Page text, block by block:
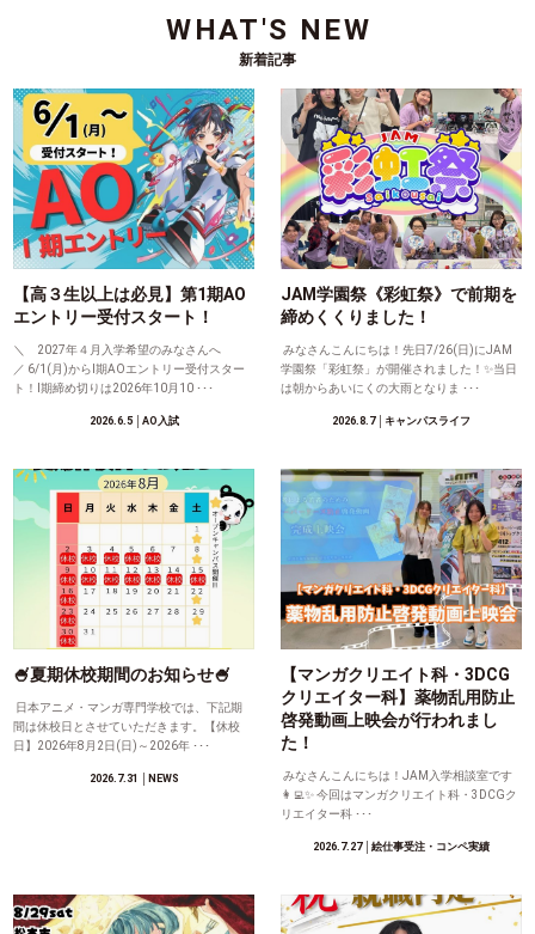
WHAT'S NEW
新着記事
【高３生以上は必見】第1期AO
エントリー受付スタート！
＼ 2027年４月入学希望のみなさんへ
／ 6/1(月)からⅠ期AOエントリー受付スター
ト！Ⅰ期締め切りは2026年10月10 ･･･
2026.6.5│AO入試
JAM学園祭《彩虹祭》で前期を
締めくくりました！
みなさんこんにちは！先日7/26(日)にJAM
学園祭「彩虹祭」が開催されました！✨当日
は朝からあいにくの大雨となりま ･･･
2026.8.7│キャンパスライフ
🍧夏期休校期間のお知らせ🍧
日本アニメ・マンガ専門学校では、下記期
間は休校日とさせていただきます。【休校
日】2026年8月2日(日)～2026年 ･･･
2026.7.31 │NEWS
【マンガクリエイト科・3DCG
クリエイター科】薬物乱用防止
啓発動画上映会が行われまし
た！
みなさんこんにちは！JAM入学相談室です
👩‍💻✨ 今回はマンガクリエイト科・3DCGク
リエイター科 ･･･
2026.7.27│絵仕事受注・コンペ実績